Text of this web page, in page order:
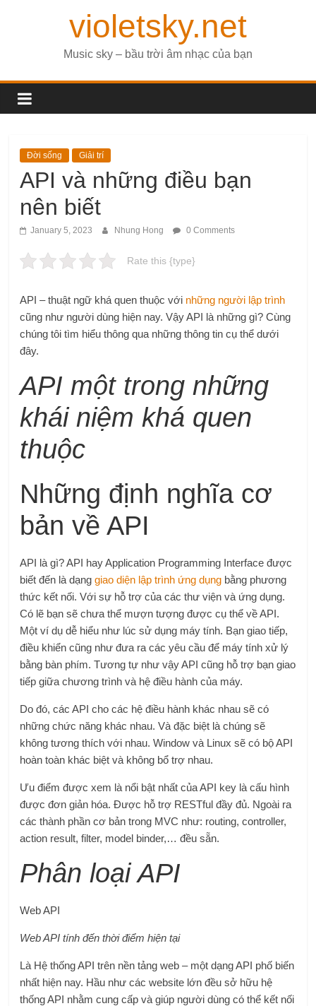
violetsky.net
Music sky – bầu trời âm nhạc của bạn
Đời sống Giải trí
API và những điều bạn
nên biết
January 5, 2023 Nhung Hong 0 Comments
Rate this {type}
API – thuật ngữ khá quen thuộc với những người lập trình
cũng như người dùng hiện nay. Vậy API là những gì? Cùng
chúng tôi tìm hiểu thông qua những thông tin cụ thể dưới
đây.
API một trong những
khái niệm khá quen
thuộc
Những định nghĩa cơ
bản về API
API là gì? API hay Application Programming Interface được
biết đến là dạnggiao diện lập trình ứng dụng bằng phương
thức kết nối. Với sự hỗ trợ của các thư viện và ứng dụng.
Có lẽ bạn sẽ chưa thể mượn tượng được cụ thể về API.
Một ví dụ dễ hiểu như lúc sử dụng máy tính. Bạn giao tiếp,
điều khiển cũng như đưa ra các yêu cầu để máy tính xử lý
bằng bàn phím. Tương tự như vậy API cũng hỗ trợ bạn giao
tiếp giữa chương trình và hệ điều hành của máy.
Do đó, các API cho các hệ điều hành khác nhau sẽ có
những chức năng khác nhau. Và đặc biệt là chúng sẽ
không tương thích với nhau. Window và Linux sẽ có bộ API
hoàn toàn khác biệt và không bổ trợ nhau.
Ưu điểm được xem là nổi bật nhất của API key là cấu hình
được đơn giản hóa. Được hỗ trợ RESTful đầy đủ. Ngoài ra
các thành phần cơ bản trong MVC như: routing, controller,
action result, filter, model binder,… đều sẵn.
Phân loại API
Web API
Web API tính đến thời điểm hiện tại
Là Hệ thống API trên nền tảng web – một dạng API phố biến
nhất hiện nay. Hầu như các website lớn đều sở hữu hệ
thống API nhằm cung cấp và giúp người dùng có thể kết nối